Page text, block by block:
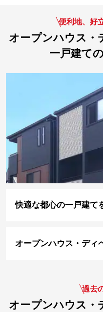
便利地、好
オープンハウス・
一戸建て
快適な都心の一戸建て
オープンハウス・ディ
過去
オープンハウス・